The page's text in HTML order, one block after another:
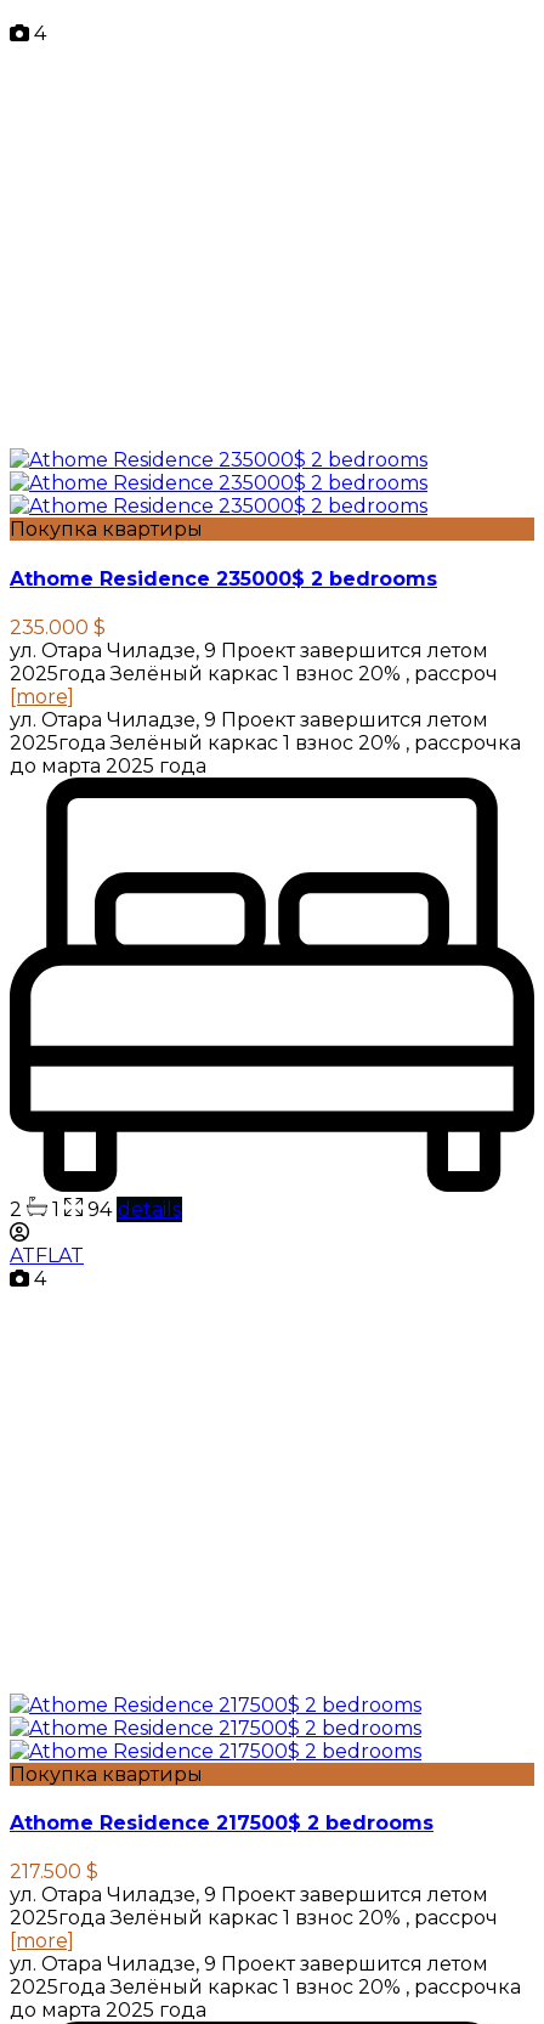
4
Покупка квартиры
Athome Residence 235000$ 2 bedrooms
235.000 $
ул. Отара Чиладзе, 9 Проект завершится летом
2025года Зелёный каркас 1 взнос 20% , рассроч
[more]
ул. Отара Чиладзе, 9 Проект завершится летом
2025года Зелёный каркас 1 взнос 20% , рассрочка
до марта 2025 года
2 1 94 details
ATFLAT
4
Покупка квартиры
Athome Residence 217500$ 2 bedrooms
217.500 $
ул. Отара Чиладзе, 9 Проект завершится летом
2025года Зелёный каркас 1 взнос 20% , рассроч
[more]
ул. Отара Чиладзе, 9 Проект завершится летом
2025года Зелёный каркас 1 взнос 20% , рассрочка
до марта 2025 года